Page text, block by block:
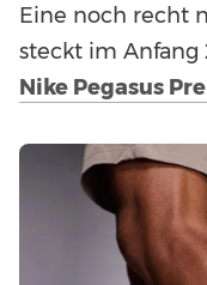
Eine noch recht
steckt im Anfang
Nike Pegasus